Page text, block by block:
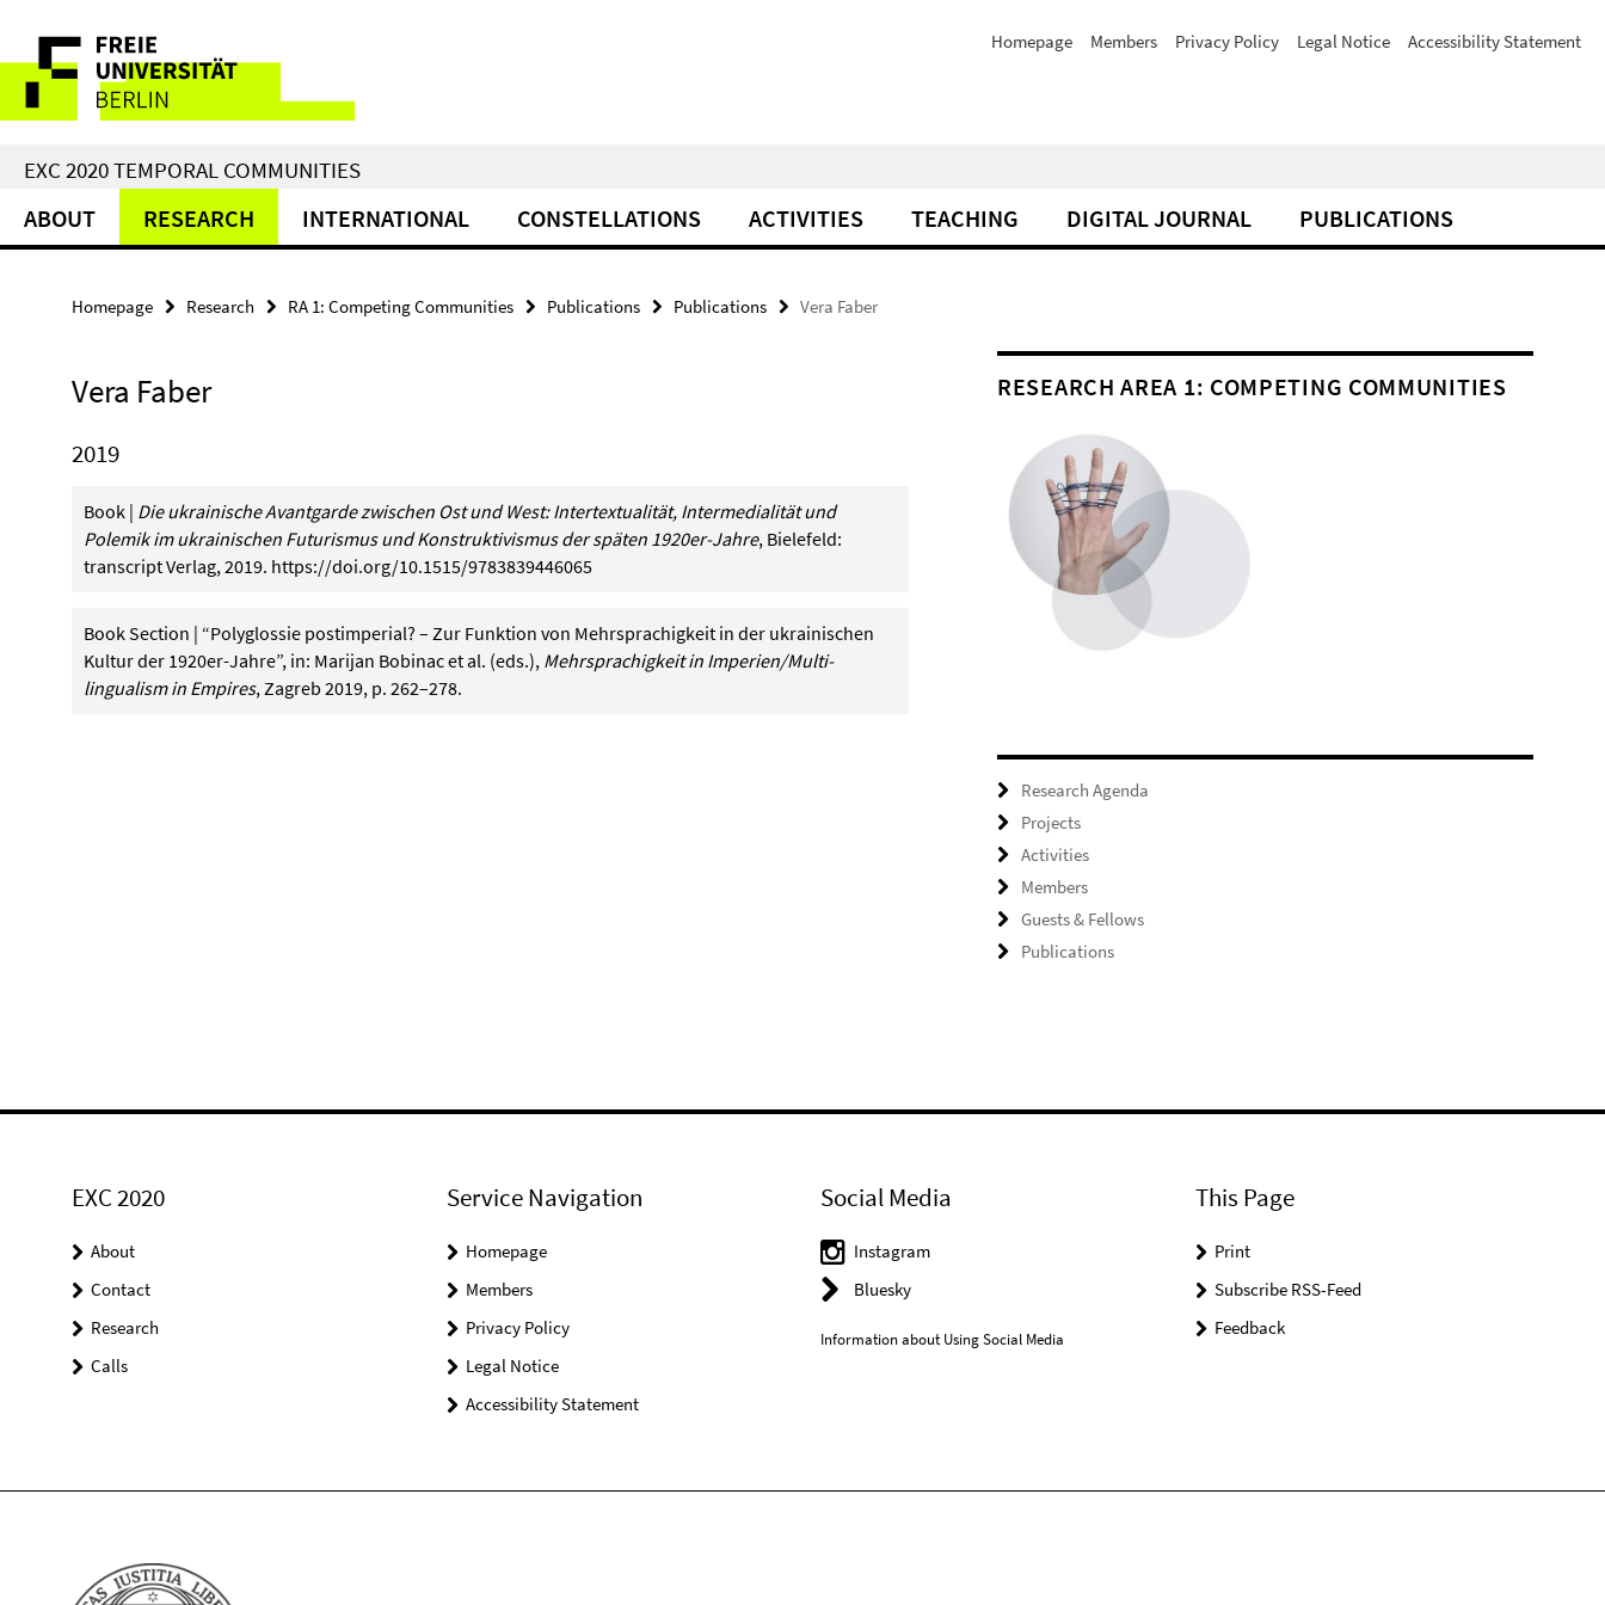
direkt
Inhalt
Service
Navigation
Homepage Members Privacy Policy Legal Notice Accessibility Statement
EXC 2020 TEMPORAL COMMUNITIES
ABOUT RESEARCH INTERNATIONAL CONSTELLATIONS ACTIVITIES TEACHING DIGITAL JOURNAL PUBLICATIONS
Homepage Research RA 1: Competing Communities Publications Publications Vera Faber
Vera Faber
2019
Book | Die ukrainische Avantgarde zwischen Ost und West: Intertextualität, Intermedialität und
Polemik im ukrainischen Futurismus und Konstruktivismus der späten 1920er-Jahre, Bielefeld:
transcript Verlag, 2019. https://doi.org/10.1515/9783839446065
Book Section | “Polyglossie postimperial? – Zur Funktion von Mehrsprachigkeit in der ukrainischen
Kultur der 1920er-Jahre”, in: Marijan Bobinac et al. (eds.), Mehrsprachigkeit in Imperien/Multi­
lingualism in Empires, Zagreb 2019, p. 262–278.
RESEARCH AREA 1: COMPETING COMMUNITIES
Research Agenda
Projects
Activities
Members
Guests & Fellows
Publications
EXC 2020
About
Contact
Research
Calls
Service Navigation
Homepage
Members
Privacy Policy
Legal Notice
Accessibility Statement
Social Media
Instagram
Bluesky
Information about Using Social Media
This Page
Print
Subscribe RSS-Feed
Feedback